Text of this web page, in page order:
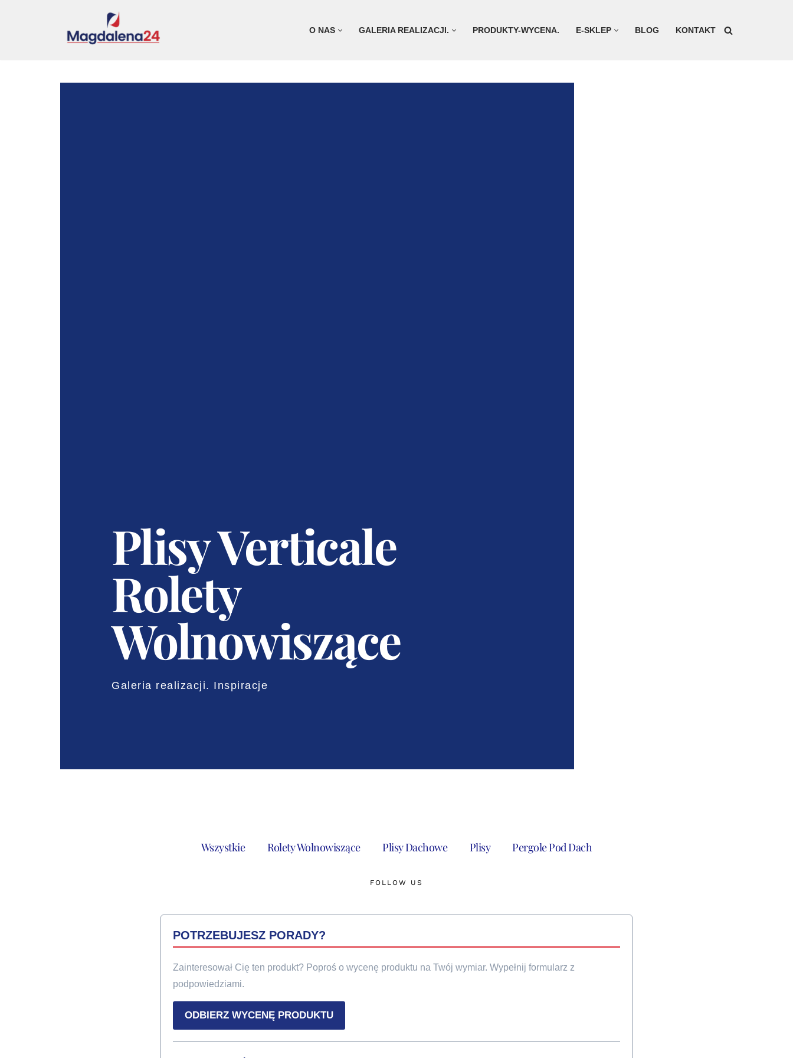
O NAS GALERIA REALIZACJI. PRODUKTY-WYCENA. E-SKLEP BLOG KONTAKT
Plisy Verticale
Rolety
Wolnowiszące
Galeria realizacji. Inspiracje
Wszystkie Rolety Wolnowiszące Plisy Dachowe Plisy Pergole Pod Dach
FOLLOW US
POTRZEBUJESZ PORADY?
Zainteresował Cię ten produkt? Poproś o wycenę produktu na Twój wymiar. Wypełnij formularz z
podpowiedziami.
ODBIERZ WYCENĘ PRODUKTU